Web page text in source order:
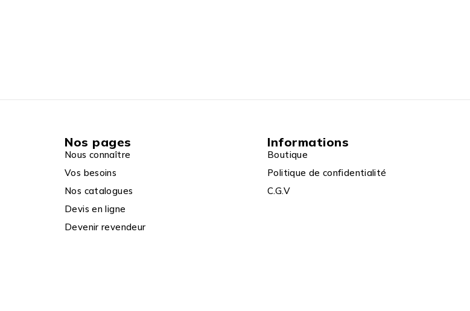
Nos pages
Nous connaître
Vos besoins
Nos catalogues
Devis en ligne
Devenir revendeur
Informations
Boutique
Politique de confidentialité
C.G.V